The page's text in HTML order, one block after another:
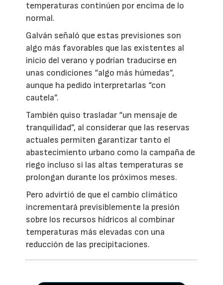
temperaturas continúen por encima de lo
normal.
Galván señaló que estas previsiones son
algo más favorables que las existentes al
inicio del verano y podrían traducirse en
unas condiciones “algo más húmedas”,
aunque ha pedido interpretarlas “con
cautela”.
También quiso trasladar “un mensaje de
tranquilidad”, al considerar que las reservas
actuales permiten garantizar tanto el
abastecimiento urbano como la campaña de
riego incluso si las altas temperaturas se
prolongan durante los próximos meses.
Pero advirtió de que el cambio climático
incrementará previsiblemente la presión
sobre los recursos hídricos al combinar
temperaturas más elevadas con una
reducción de las precipitaciones.